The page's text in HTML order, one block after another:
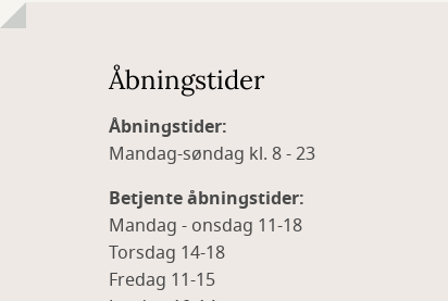
Åbningstider
Åbningstider:
Mandag-søndag kl. 8 - 23
Betjente åbningstider:
Mandag - onsdag 11-18
Torsdag 14-18
Fredag 11-15